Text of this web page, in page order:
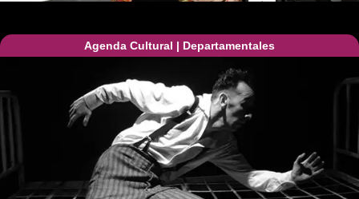
Agenda Cultural | Departamentales